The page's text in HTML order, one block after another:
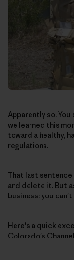
Apparently so. You
we learned this
toward a healthy,
regulations.
That last sentence
and delete it. But
business: you
Here's a quick
Colorado's